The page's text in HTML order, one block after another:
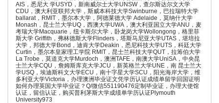
AIS，悉尼大 学USYD，新南威尔士大学UNSW，查尔斯达尔文大学
CDU，澳大利亚联邦大学，斯威本科技大学Swinburne，巴拉瑞特大学
ballarat，RMIT，墨尔本大学，阿德莱德大学 Adelaide，莫纳什大学
Monash，昆士兰大学UQ，西澳大学UWA，澳大利亚国立大学ANU，麦
考瑞大学Macquarie，纽卡斯尔大学，卧龙岗大学Wollongong，格里菲
斯大学 Griffith，弗林德斯大学Flinders，塔斯马尼亚大学UTAS，堪培拉
大学，邦德大学Bond，迪肯大学Deakin，悉尼科技大学UTS，科廷大学
Curtin，墨尔本皇家理工学院 RMIT，昆士兰科技大学QUT，拉筹伯大学
La Trobe，莫道克大学Murdoch，澳洲TAFE，南澳大学UniSA，中央昆
士兰大学CQU，詹姆斯库克大学JCU，新英格兰大学UNE，南 昆士兰大
学USQ，埃迪斯科文大学ECU，南十字星大学SCU，阳光海岸大学，维
多利亚大学Victoria，办理澳洲毕业证文凭学历认证成绩单留学回国证明
如何办理英国大学毕业证？Q/微信551190476定制毕业证，办理大使馆
认证，留信认证，购买普利茅斯大学成绩单学历认证Plymouth
University973